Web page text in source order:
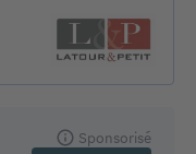
Sponsorisé